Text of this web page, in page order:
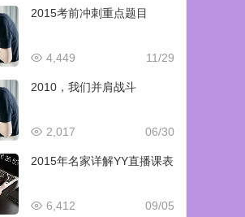
2015考前冲刺重点题目
11/29
4,449
2010，我们并肩战斗
06/30
2,017
2015年名家详解YY直播课表
09/05
6,412